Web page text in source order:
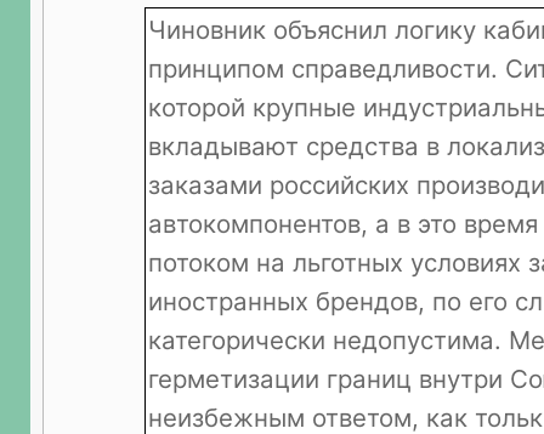
Чиновник объяснил логику
принципом справедливости.
которой крупные
вкладывают средства в
заказами российских
автокомпонентов, а в это
потоком на льготных
иностранных брендов, по его
категорически недопустима.
герметизации границ внутри
неизбежным ответом, как